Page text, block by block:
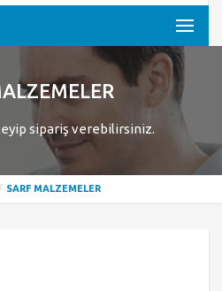
sipariş verebilirsiniz.
SARF MALZEMELER